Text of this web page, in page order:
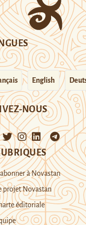
English
NOUS
à Novastan
projet Novastan
éditoriale